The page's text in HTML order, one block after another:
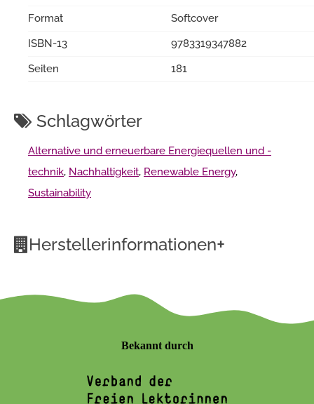
Format
Softcover
ISBN-13
9783319347882
Seiten
181
Schlagwörter
Alternative und erneuerbare Energiequellen und -
technik, Nachhaltigkeit, Renewable Energy,
Sustainability
Herstellerinformationen+
Bekannt durch